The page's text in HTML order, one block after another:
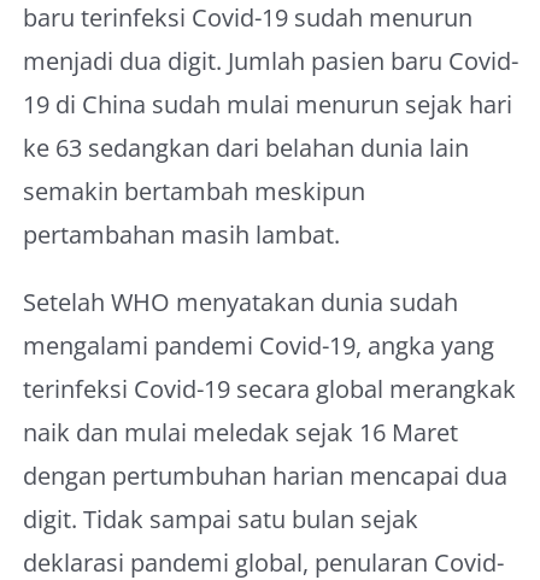
baru terinfeksi Covid-19 sudah menurun
menjadi dua digit. Jumlah pasien baru Covid-
19 di China sudah mulai menurun sejak hari
ke 63 sedangkan dari belahan dunia lain
semakin bertambah meskipun
pertambahan masih lambat.
Setelah WHO menyatakan dunia sudah
mengalami pandemi Covid-19, angka yang
terinfeksi Covid-19 secara global merangkak
naik dan mulai meledak sejak 16 Maret
dengan pertumbuhan harian mencapai dua
digit. Tidak sampai satu bulan sejak
deklarasi pandemi global, penularan Covid-